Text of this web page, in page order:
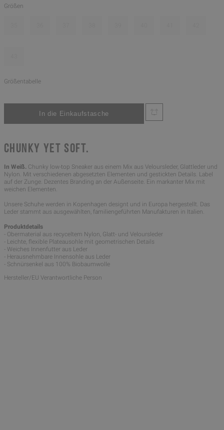
Größen
Größentabelle
CHUNKY YET SOFT.
In Weiß. Chunky low-top Sneaker aus einem Mix aus Veloursleder, Glattleder und
Nylon. Mit verschiedenen abgesetzten Elementen und gestickten Details. Label
auf der Zunge. Dezentes Branding an der Außenseite. Ein markanter Mix mit
weichen Elementen.
Unsere Schuhe werden in Kopenhagen designt und in Europa hergestellt. Das
Leder stammt aus ausgewählten, familiengeführten Manufakturen in Italien.
Produktdetails
- Obermaterial aus recyceltem Nylon, Glatt- und Veloursleder
- Leichte, flexible Plateausohle mit geometrischen Details
- Weiches Innenfutter aus Leder
- Herausnehmbare Innensohle aus Leder
- Schnürsenkel aus 100% Biobaumwolle
Hersteller/EU Verantwortliche Person